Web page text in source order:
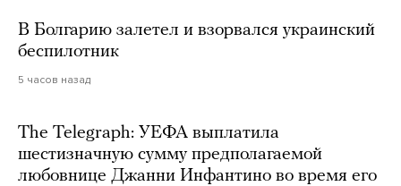
В Болгарию залетел и взорвался украинский
беспилотник
5 часов назад
The Telegraph: УЕФА выплатила
шестизначную сумму предполагаемой
любовнице Джанни Инфантино во время его